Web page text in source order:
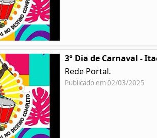
3° Dia de Carnaval -
Rede Portal.
Publicado em 02/03/2025